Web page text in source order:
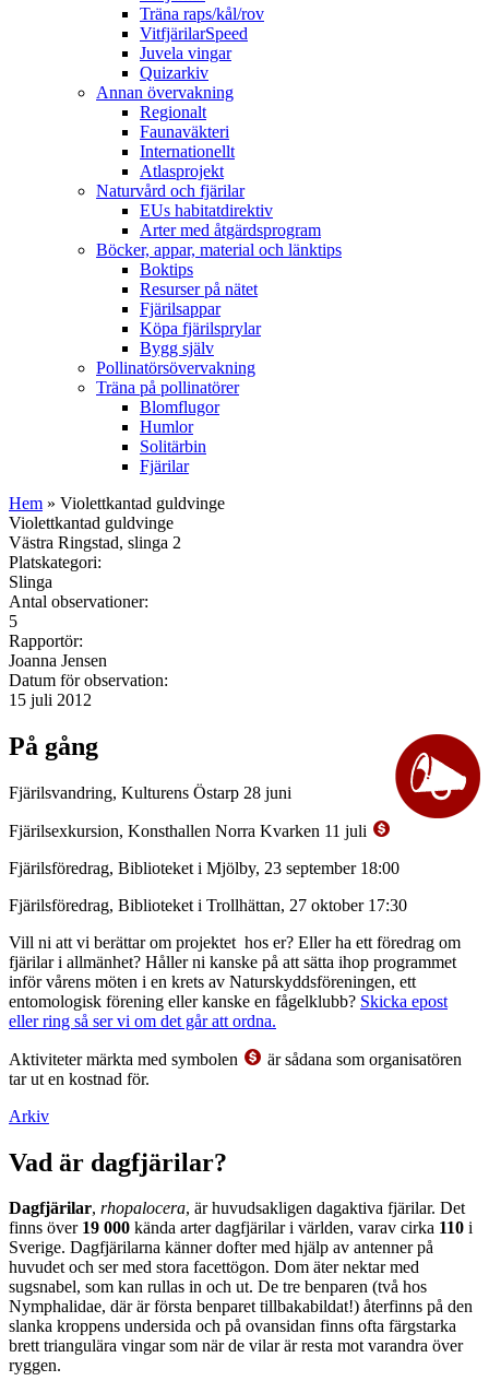
Träna raps/kål/rov
VitfjärilarSpeed
Juvela vingar
Quizarkiv
Annan övervakning
Regionalt
Faunaväkteri
Internationellt
Atlasprojekt
Naturvård och fjärilar
EUs habitatdirektiv
Arter med åtgärdsprogram
Böcker, appar, material och länktips
Boktips
Resurser på nätet
Fjärilsappar
Köpa fjärilsprylar
Bygg själv
Pollinatörsövervakning
Träna på pollinatörer
Blomflugor
Humlor
Solitärbin
Fjärilar
Hem » Violettkantad guldvinge
Violettkantad guldvinge
Västra Ringstad, slinga 2
Platskategori:
Slinga
Antal observationer:
5
Rapportör:
Joanna Jensen
Datum för observation:
15 juli 2012
På gång
Fjärilsvandring, Kulturens Östarp 28 juni
Fjärilsexkursion, Konsthallen Norra Kvarken 11 juli
Fjärilsföredrag, Biblioteket i Mjölby, 23 september 18:00
Fjärilsföredrag, Biblioteket i Trollhättan, 27 oktober 17:30
Vill ni att vi berättar om projektet hos er? Eller ha ett föredrag om
fjärilar i allmänhet? Håller ni kanske på att sätta ihop programmet
inför vårens möten i en krets av Naturskyddsföreningen, ett
entomologisk förening eller kanske en fågelklubb? Skicka epost
eller ring så ser vi om det går att ordna.
Aktiviteter märkta med symbolen
är sådana som organisatören
tar ut en kostnad för.
Arkiv
Vad är dagfjärilar?
Dagfjärilar, rhopalocera, är huvudsakligen dagaktiva fjärilar. Det
finns över 19 000 kända arter dagfjärilar i världen, varav cirka 110 i
Sverige. Dagfjärilarna känner dofter med hjälp av antenner på
huvudet och ser med stora facettögon. Dom äter nektar med
sugsnabel, som kan rullas in och ut. De tre benparen (två hos
Nymphalidae, där är första benparet tillbakabildat!) återfinns på den
slanka kroppens undersida och på ovansidan finns ofta färgstarka
brett triangulära vingar som när de vilar är resta mot varandra över
ryggen.